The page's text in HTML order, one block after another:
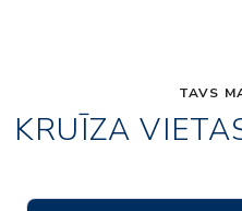
TAVS
KRUĪZA